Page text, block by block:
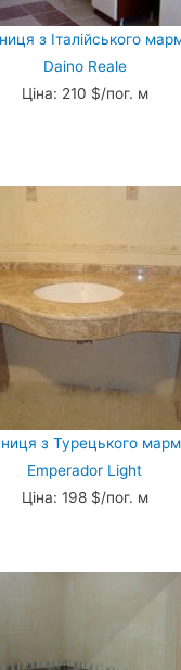
з Італійського
Daino Reale
Ціна: 210 $/пог. м
з Турецького
Emperador Light
Ціна: 198 $/пог. м